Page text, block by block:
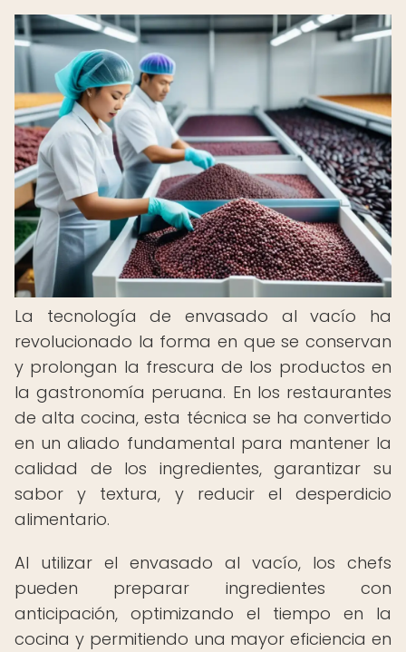
La tecnología de envasado al vacío ha
revolucionado la forma en que se conservan
y prolongan la frescura de los productos en
la gastronomía peruana. En los restaurantes
de alta cocina, esta técnica se ha convertido
en un aliado fundamental para mantener la
calidad de los ingredientes, garantizar su
sabor y textura, y reducir el desperdicio
alimentario.
Al utilizar el envasado al vacío, los chefs
pueden preparar ingredientes con
anticipación, optimizando el tiempo en la
cocina y permitiendo una mayor eficiencia en